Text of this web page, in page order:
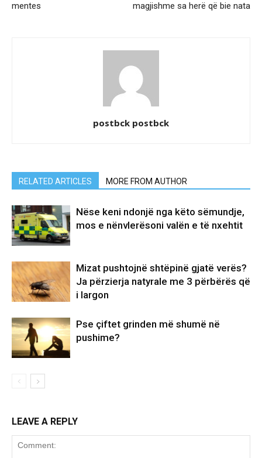
mentes
magjishme sa herë që bie nata
postbck postbck
RELATED ARTICLES MORE FROM AUTHOR
Nëse keni ndonjë nga këto sëmundje,
mos e nënvlerësoni valën e të nxehtit
Mizat pushtojnë shtëpinë gjatë verës?
Ja përzierja natyrale me 3 përbërës që
i largon
Pse çiftet grinden më shumë në
pushime?
LEAVE A REPLY